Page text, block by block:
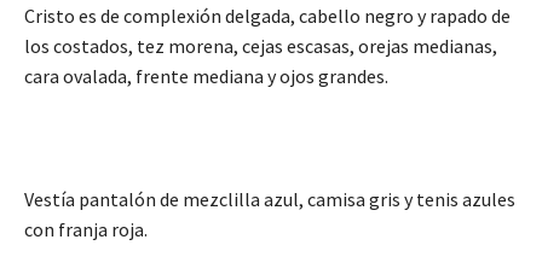
Cristo es de complexión delgada, cabello negro y rapado de
los costados, tez morena, cejas escasas, orejas medianas,
cara ovalada, frente mediana y ojos grandes.
Vestía pantalón de mezclilla azul, camisa gris y tenis azules
con franja roja.